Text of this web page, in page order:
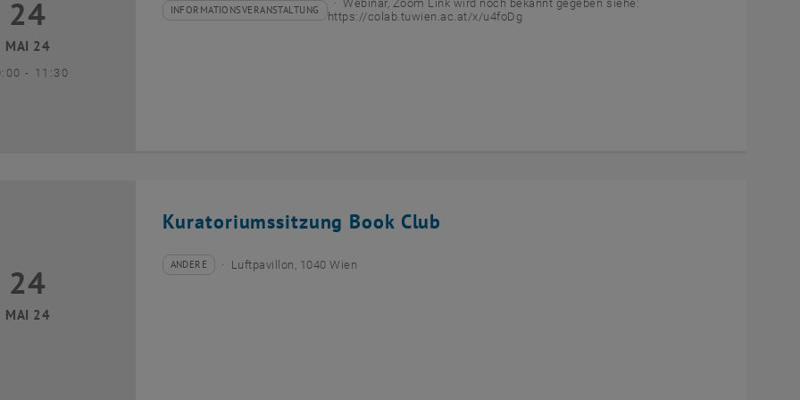
Mai 2024
24
MAI 24
- bis
11:30
Veranstaltungstyp:
INFORMATIONSVERANSTALTUNG
Veranstaltungsort:
Webinar, Zoom Link wird noch bekannt gegeben siehe:
https://colab.tuwien.ac.at/x/u4foDg
Kuratoriumssitzung Book Club
24 Mai 2024
24
MAI 24
Veranstaltungstyp:
ANDERE
Veranstaltungsort:Luftpavillon, 1040 Wien